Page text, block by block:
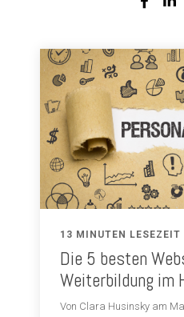
13 MINUTEN LESEZEIT
Die 5 besten
Weiterbildung im
Von Clara Husinsky am